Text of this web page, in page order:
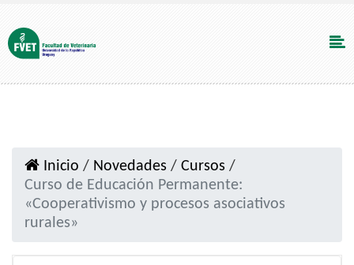
Inicio / Novedades / Cursos /
Curso de Educación Permanente:
«Cooperativismo y procesos asociativos
rurales»